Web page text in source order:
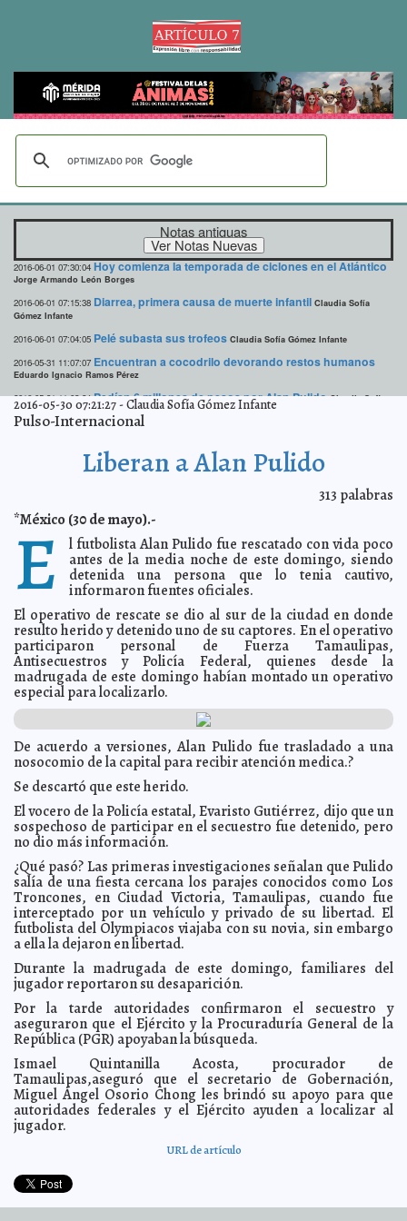
Notas antiguas
2016-06-01 07:30:04 Hoy comienza la temporada de ciclones en el Atlántico
Jorge Armando León Borges
2016-06-01 07:15:38 Diarrea, primera causa de muerte infantil Claudia Sofía
Gómez Infante
2016-06-01 07:04:05 Pelé subasta sus trofeos Claudia Sofía Gómez Infante
2016-05-31 11:07:07 Encuentran a cocodrilo devorando restos humanos
Eduardo Ignacio Ramos Pérez
2016-05-31 11:02:24 Pedían 6 millones de pesos por Alan Pulido Claudia Sofía
Gómez Infante
2016-05-31 10:51:26 Disney planea demandar a Wanda Claudia Sofía Gómez
Aeroméxico llega a acuerdo con sobrecargos
Jorge
Armando León Borges
2016-05-31 10:37:08 Vergara recupera control de Omnilife y Chivas Eduardo
Ignacio Ramos Pérez
2016-05-31 08:18:54 Lolita Ayala también dirá adiós Claudia Sofía Gómez Infante
Borges
2016-05-31 08:07:29 El FBI impidió el asesinato de Hitler en 1933
Jorge Armando
León Borges
2016-05-31 08:04:38 Adela Micha dejará su noticiero Jorge Armando León Borges
2016-05-31 08:02:31 El sueño nocturno ayuda a reparar funciones
biológicas Eduardo Ignacio Ramos Pérez
Talibanes secuestran avión con 200 pasajeros
Sofía Gómez Infante
2016-05-31 07:27:16 Fallecimientos por sida bajaron en un 26% desde hace
5 años Jorge Armando León Borges
2016-05-31 07:21:11 Difunden foto de bebé ahogado para crear consciencia
de migración Claudia Sofía Gómez Infante
2016-05-31 07:16:25 Niegan que caso de Alan Pulido haya sido un montaje
2016-05-31 07:14:38 Aumentan los afectados por memes, anuncia
Conapred Jorge Armando León Borges
2016-05-31 07:11:43 Ya son 314 casos de Zika Jorge Armando León Borges
2016-05-30 08:47:06 Advierten riesgos del sexting Eduardo Ignacio Ramos Pérez
2016-05-30 08:45:11 Defienden silbato antiacoso Jorge Armando León Borges
2016-05-30 08:26:40 Delincuentes logran desbloquear teléfonos
2016-05-30 08:19:05 ¿Por qué no vas de vacaciones a Puerto Vallarta?
Jorge
Armando León Borges
2016-05-30 08:13:49 Hombre atora su cabeza en la lavadora
Jorge Armando
León Borges
2016-05-30 08:06:44 Gustavo Santaolalla afirma que no hay música basura
Jorge Armando León Borges
2016-05-30 08:03:38
castigarlo Claudia Sofía Gómez Infante
2016-05-30 07:21:27-Claudia Sofía Gómez Infante
Pulso-Internacional
Liberan a Alan Pulido
313 palabras
*México (30 de mayo).-
E l futbolista Alan Pulido fue rescatado con vida poco
antes de la media noche de este domingo, siendo
detenida una persona que lo tenia cautivo,
informaron fuentes oficiales.
El operativo de rescate se dio al sur de la ciudad en donde
resulto herido y detenido uno de su captores. En el operativo
participaron personal de Fuerza Tamaulipas,
Antisecuestros y Policía Federal, quienes desde la
madrugada de este domingo habían montado un operativo
especial para localizarlo.
De acuerdo a versiones, Alan Pulido fue trasladado a una
nosocomio de la capital para recibir atención medica.?
Se descartó que este herido.
El vocero de la Policía estatal, Evaristo Gutiérrez, dijo que un
sospechoso de participar en el secuestro fue detenido, pero
no dio más información.
¿Qué pasó? Las primeras investigaciones señalan que Pulido
salía de una fiesta cercana los parajes conocidos como Los
Troncones, en Ciudad Victoria, Tamaulipas, cuando fue
interceptado por un vehículo y privado de su libertad. El
futbolista del Olympiacos viajaba con su novia, sin embargo
a ella la dejaron en libertad.
Durante la madrugada de este domingo, familiares del
jugador reportaron su desaparición.
Por la tarde autoridades confirmaron el secuestro y
aseguraron que el Ejército y la Procuraduría General de la
República (PGR) apoyaban la búsqueda.
Ismael Quintanilla Acosta, procurador de
Tamaulipas,aseguró que el secretario de Gobernación,
Miguel Ángel Osorio Chong les brindó su apoyo para que
autoridades federales y el Ejército ayuden a localizar al
jugador.
URL de artículo